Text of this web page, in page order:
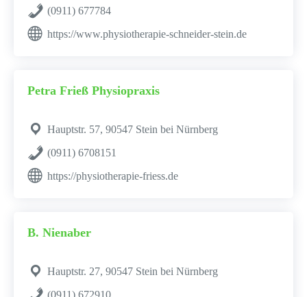
(0911) 677784
https://www.physiotherapie-schneider-stein.de
Petra Frieß Physiopraxis
Hauptstr. 57, 90547 Stein bei Nürnberg
(0911) 6708151
https://physiotherapie-friess.de
B. Nienaber
Hauptstr. 27, 90547 Stein bei Nürnberg